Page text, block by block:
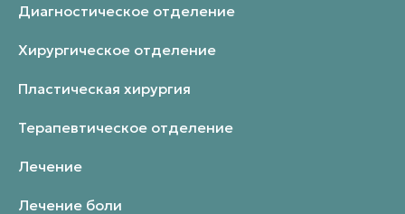
Диагностическое отделение
Хирургическое отделение
Пластическая хирургия
Терапевтическое отделение
Лечение
Лечение боли